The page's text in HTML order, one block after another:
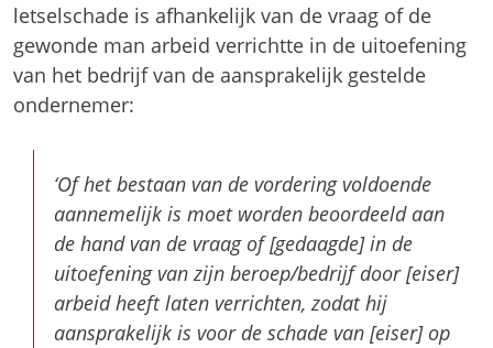
letselschade is afhankelijk van de vraag of de
gewonde man arbeid verrichtte in de uitoefening
van het bedrijf van de aansprakelijk gestelde
ondernemer:
‘Of het bestaan van de vordering voldoende
aannemelijk is moet worden beoordeeld aan
de hand van de vraag of [gedaagde] in de
uitoefening van zijn beroep/bedrijf door [eiser]
arbeid heeft laten verrichten, zodat hij
aansprakelijk is voor de schade van [eiser] op